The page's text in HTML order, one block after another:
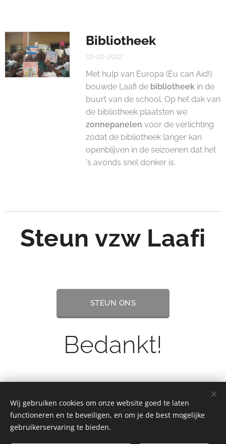
Bibliotheek
01-01-2012
Met hulp van Europa (Eu can Aid!)
bouwde Laafi de bibliotheek in de
buurt van de school. Op het dak van
de bibliotheek plaatsten we
zonnepanelenvoor de verlichting
zodat de bibliotheek langer kan
openblijven in de seizoenen dat het
's avonds snel donker is.
Steun vzw Laafi
STEUN ONS
Bedankt!
Wij gebruiken cookies om onze website goed te laten
functioneren en te beveiligen, en om je de best mogelijke
gebruikerservaring te bieden.